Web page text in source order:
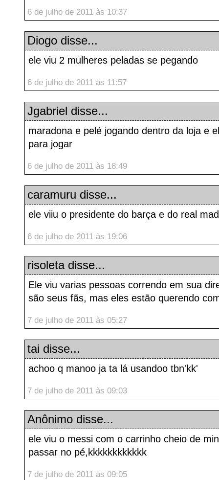
6 de julho de 2011 às 10:37
Diogo disse...
ele viu 2 mulheres peladas se pegando
6 de julho de 2011 às 11:57
Jgabriel disse...
maradona e pelé jogando dentro da loja e
para jogar
6 de julho de 2011 às 18:49
caramuru disse...
ele viiu o presidente do barça e do real
6 de julho de 2011 às 19:06
risoleta disse...
Ele viu varias pessoas correndo em sua
são seus fãs, mas eles estão querendo
7 de julho de 2011 às 05:27
tai disse...
achoo q manoo ja ta lá usandoo tbn'kk'
7 de julho de 2011 às 09:03
Anônimo disse...
ele viu o messi com o carrinho cheio de
passar no pé,kkkkkkkkkkkk
7 de julho de 2011 às 09:05